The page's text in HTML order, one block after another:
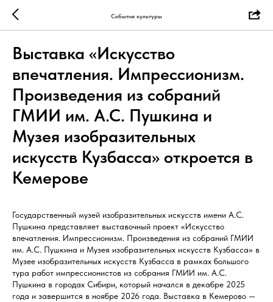
События культуры
Выставка «Искусство
впечатления. Импрессионизм.
Произведения из собраний
ГМИИ им. А.С. Пушкина и
Музея изобразительных
искусств Кузбасса» откроется в
Кемерове
Государственный музей изобразительных искусств имени А.С.
Пушкина представляет выставочный проект «Искусство
впечатления. Импрессионизм. Произведения из собраний ГМИИ
им. А.С. Пушкина и Музея изобразительных искусств Кузбасса» в
Музее изобразительных искусств Кузбасса в рамках большого
тура работ импрессионистов из собрания ГМИИ им. А.С.
Пушкина в городах Сибири, который начался в декабре 2025
года и завершится в ноябре 2026 года. Выставка в Кемерово —